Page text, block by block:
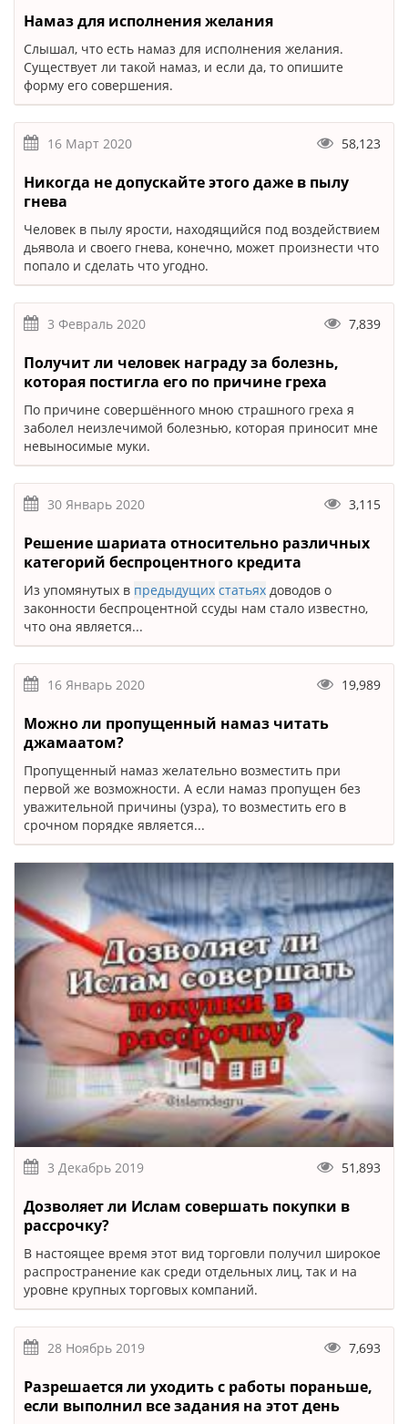
Намаз для исполнения желания
Слышал, что есть намаз для исполнения желания.
Существует ли такой намаз, и если да, то опишите
форму его совершения.
16 Март 2020 58,123
Никогда не допускайте этого даже в пылу
гнева
Человек в пылу ярости, находящийся под воздействием
дьявола и своего гнева, конечно, может произнести что
попало и сделать что угодно.
3 Февраль 2020 7,839
Получит ли человек награду за болезнь,
которая постигла его по причине греха
По причине совершённого мною страшного греха я
заболел неизлечимой болезнью, которая приносит мне
невыносимые муки.
30 Январь 2020 3,115
Решение шариата относительно различных
категорий беспроцентного кредита
Из упомянутых в предыдущих статьях доводов о
законности беспроцентной ссуды нам стало известно,
что она является...
16 Январь 2020 19,989
Можно ли пропущенный намаз читать
джамаатом?
Пропущенный намаз желательно возместить при
первой же возможности. А если намаз пропущен без
уважительной причины (узра), то возместить его в
срочном порядке является...
3 Декабрь 2019 51,893
Дозволяет ли Ислам совершать покупки в
рассрочку?
В настоящее время этот вид торговли получил широкое
распространение как среди отдельных лиц, так и на
уровне крупных торговых компаний.
28 Ноябрь 2019 7,693
Разрешается ли уходить с работы пораньше,
если выполнил все задания на этот день